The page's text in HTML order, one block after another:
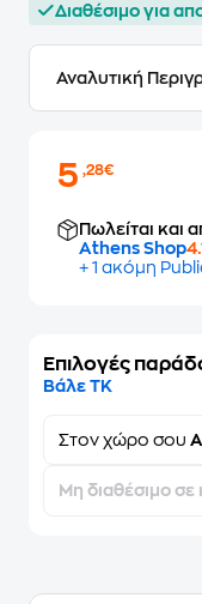
Διαθέσιμο για
Αναλυτική
5,28€
Πωλείται και
Athens Shop
+ 1 ακόμη
Επιλογές
Βάλε ΤΚ
Στον χώρο σου
Μη διαθέσιμο σε